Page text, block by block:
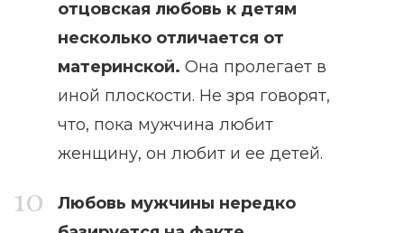
отцовская любовь к детям
несколько отличается от
материнской. Она пролегает в
иной плоскости. Не зря говорят,
что, пока мужчина любит
женщину, он любит и ее детей.
Любовь мужчины нередко